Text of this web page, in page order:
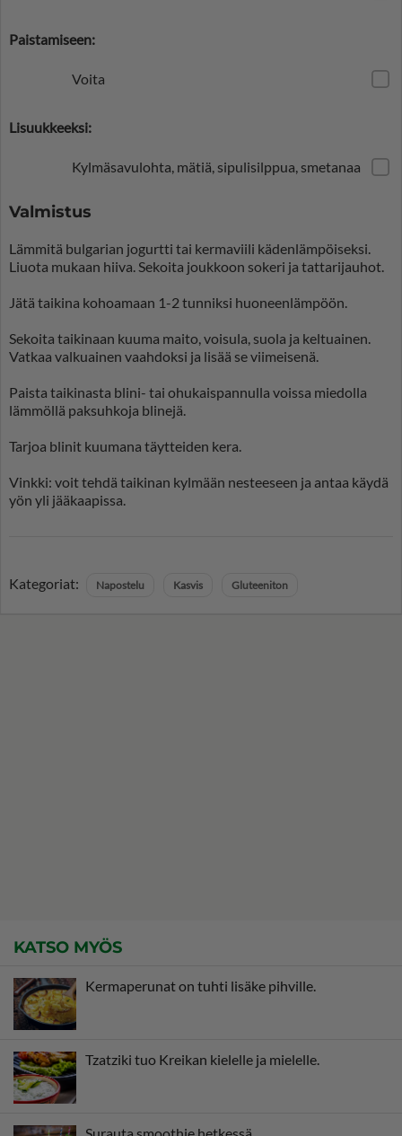
Paistamiseen:
Voita
Lisuukkeeksi:
Kylmäsavulohta, mätiä, sipulisilppua, smetanaa
Valmistus
Lämmitä bulgarian jogurtti tai kermaviili kädenlämpöiseksi.
Liuota mukaan hiiva. Sekoita joukkoon sokeri ja tattarijauhot.
Jätä taikina kohoamaan 1-2 tunniksi huoneenlämpöön.
Sekoita taikinaan kuuma maito, voisula, suola ja keltuainen.
Vatkaa valkuainen vaahdoksi ja lisää se viimeisenä.
Paista taikinasta blini- tai ohukaispannulla voissa miedolla
lämmöllä paksuhkoja blinejä.
Tarjoa blinit kuumana täytteiden kera.
Vinkki: voit tehdä taikinan kylmään nesteeseen ja antaa käydä
yön yli jääkaapissa.
Kategoriat: Napostelu Kasvis Gluteeniton
KATSO MYÖS
Kermaperunat on tuhti lisäke pihville.
Tzatziki tuo Kreikan kielelle ja mielelle.